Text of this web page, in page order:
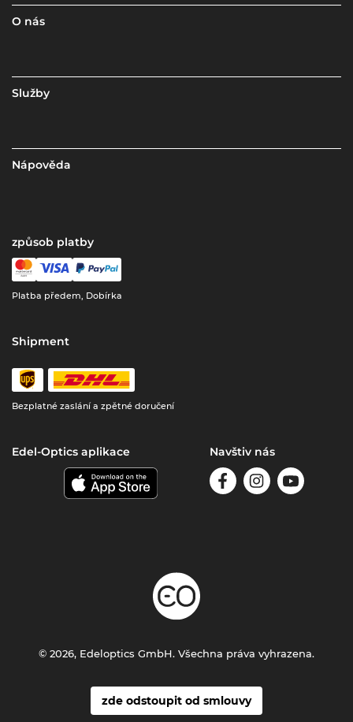
O nás
Služby
Nápověda
způsob platby
Platba předem, Dobírka
Shipment
Bezplatné zaslání a zpětné doručení
Edel-Optics aplikace Navštiv nás
zde odstoupit od smlouvy
© 2026, Edeloptics GmbH. Všechna práva vyhrazena.